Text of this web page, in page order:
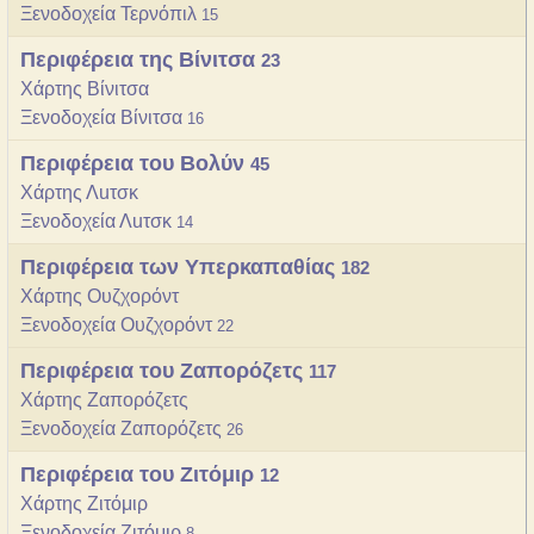
Ξενοδοχεία Τερνόπιλ 15
Περιφέρεια της Βίνιτσα 23
Χάρτης Βίνιτσα
Ξενοδοχεία Βίνιτσα 16
Περιφέρεια του Βολύν 45
Χάρτης Λuτσκ
Ξενοδοχεία Λuτσκ 14
Περιφέρεια των Υπερκαπαθίας 182
Χάρτης Ουζχορόντ
Ξενοδοχεία Ουζχορόντ 22
Περιφέρεια του Ζαπορόζετς 117
Χάρτης Ζαπορόζετς
Ξενοδοχεία Ζαπορόζετς 26
Περιφέρεια του Ζιτόμιρ 12
Χάρτης Ζιτόμιρ